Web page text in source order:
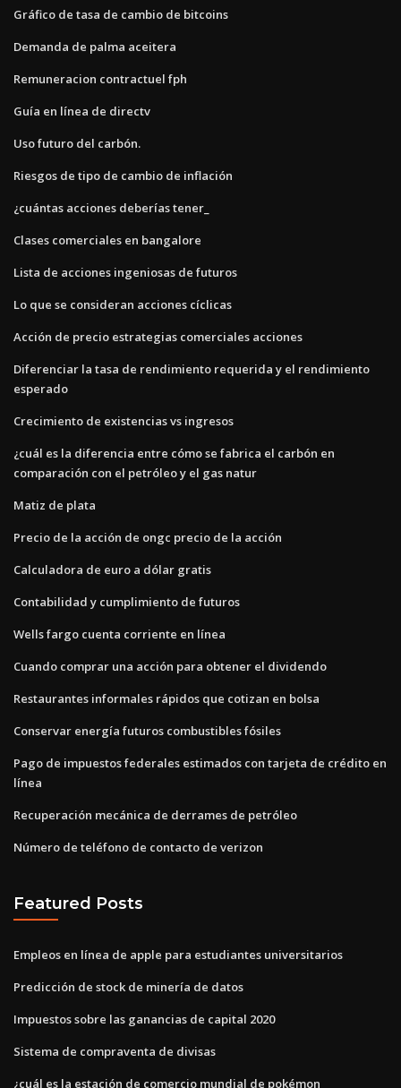
Gráfico de tasa de cambio de bitcoins
Demanda de palma aceitera
Remuneracion contractuel fph
Guía en línea de directv
Uso futuro del carbón.
Riesgos de tipo de cambio de inflación
¿cuántas acciones deberías tener_
Clases comerciales en bangalore
Lista de acciones ingeniosas de futuros
Lo que se consideran acciones cíclicas
Acción de precio estrategias comerciales acciones
Diferenciar la tasa de rendimiento requerida y el rendimiento
esperado
Crecimiento de existencias vs ingresos
¿cuál es la diferencia entre cómo se fabrica el carbón en
comparación con el petróleo y el gas natur
Matiz de plata
Precio de la acción de ongc precio de la acción
Calculadora de euro a dólar gratis
Contabilidad y cumplimiento de futuros
Wells fargo cuenta corriente en línea
Cuando comprar una acción para obtener el dividendo
Restaurantes informales rápidos que cotizan en bolsa
Conservar energía futuros combustibles fósiles
Pago de impuestos federales estimados con tarjeta de crédito en
línea
Recuperación mecánica de derrames de petróleo
Número de teléfono de contacto de verizon
Featured Posts
Empleos en línea de apple para estudiantes universitarios
Predicción de stock de minería de datos
Impuestos sobre las ganancias de capital 2020
Sistema de compraventa de divisas
¿cuál es la estación de comercio mundial de pokémon_